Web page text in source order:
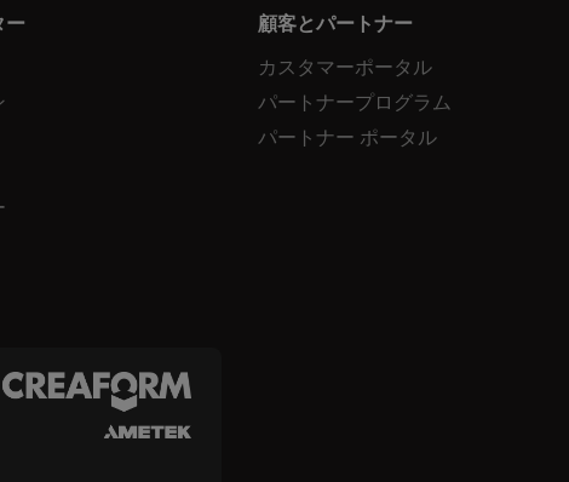
ー
顧客とパートナー
カスタマーポータル
パートナープログラム
パートナー ポータル